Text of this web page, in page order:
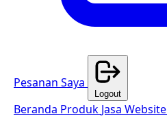
Pesanan Saya
Logout
Beranda Produk Jasa Website